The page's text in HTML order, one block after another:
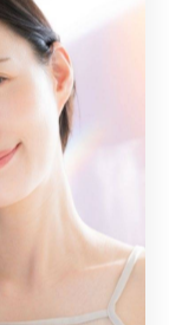
で
ましょう。
3-1-13 遠藤ビ